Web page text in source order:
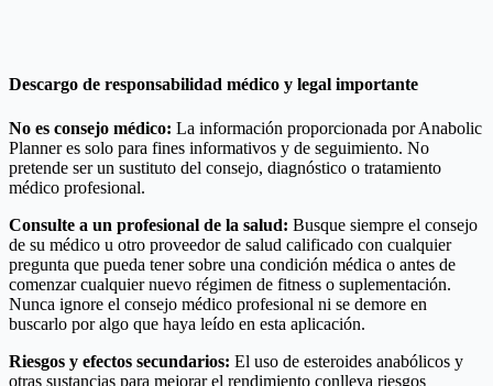
Descargo de responsabilidad médico y legal importante
No es consejo médico: La información proporcionada por Anabolic
Planner es solo para fines informativos y de seguimiento. No
pretende ser un sustituto del consejo, diagnóstico o tratamiento
médico profesional.
Consulte a un profesional de la salud: Busque siempre el consejo
de su médico u otro proveedor de salud calificado con cualquier
pregunta que pueda tener sobre una condición médica o antes de
comenzar cualquier nuevo régimen de fitness o suplementación.
Nunca ignore el consejo médico profesional ni se demore en
buscarlo por algo que haya leído en esta aplicación.
Riesgos y efectos secundarios: El uso de esteroides anabólicos y
otras sustancias para mejorar el rendimiento conlleva riesgos